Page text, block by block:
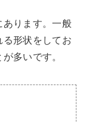
あります。一般
る形状をしてお
多いです。